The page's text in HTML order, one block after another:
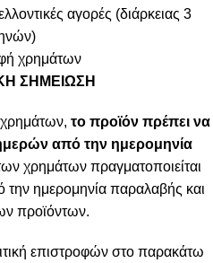
αγορές (διάρκειας 3
χρημάτων
ΣΗΜΕΙΩΣΗ
το προϊόν πρέπει να
ημερών από την ημερομηνία
χρημάτων πραγματοποιείται
ημερομηνία παραλαβής και
προϊόντων.
επιστροφών στο παρακάτω